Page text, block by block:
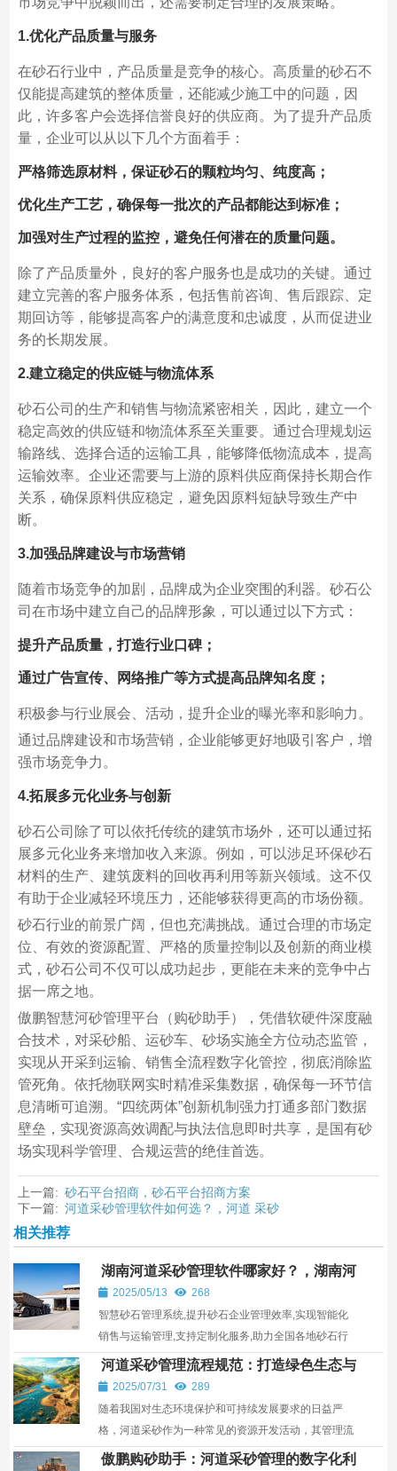
1.优化产品质量与服务
在砂石行业中，产品质量是竞争的核心。高质量的砂石不
仅能提高建筑的整体质量，还能减少施工中的问题，因
此，许多客户会选择信誉良好的供应商。为了提升产品质
量，企业可以从以下几个方面着手：
严格筛选原材料，保证砂石的颗粒均匀、纯度高；
优化生产工艺，确保每一批次的产品都能达到标准；
加强对生产过程的监控，避免任何潜在的质量问题。
除了产品质量外，良好的客户服务也是成功的关键。通过
建立完善的客户服务体系，包括售前咨询、售后跟踪、定
期回访等，能够提高客户的满意度和忠诚度，从而促进业
务的长期发展。
2.建立稳定的供应链与物流体系
砂石公司的生产和销售与物流紧密相关，因此，建立一个
稳定高效的供应链和物流体系至关重要。通过合理规划运
输路线、选择合适的运输工具，能够降低物流成本，提高
运输效率。企业还需要与上游的原料供应商保持长期合作
关系，确保原料供应稳定，避免因原料短缺导致生产中
断。
3.加强品牌建设与市场营销
随着市场竞争的加剧，品牌成为企业突围的利器。砂石公
司在市场中建立自己的品牌形象，可以通过以下方式：
提升产品质量，打造行业口碑；
通过广告宣传、网络推广等方式提高品牌知名度；
积极参与行业展会、活动，提升企业的曝光率和影响力。
通过品牌建设和市场营销，企业能够更好地吸引客户，增
强市场竞争力。
4.拓展多元化业务与创新
砂石公司除了可以依托传统的建筑市场外，还可以通过拓
展多元化业务来增加收入来源。例如，可以涉足环保砂石
材料的生产、建筑废料的回收再利用等新兴领域。这不仅
有助于企业减轻环境压力，还能够获得更高的市场份额。
砂石行业的前景广阔，但也充满挑战。通过合理的市场定
位、有效的资源配置、严格的质量控制以及创新的商业模
式，砂石公司不仅可以成功起步，更能在未来的竞争中占
据一席之地。
傲鹏智慧河砂管理平台（购砂助手），凭借软硬件深度融
合技术，对采砂船、运砂车、砂场实施全方位动态监管，
实现从开采到运输、销售全流程数字化管控，彻底消除监
管死角。依托物联网实时精准采集数据，确保每一环节信
息清晰可追溯。“四统两体”创新机制强力打通多部门数据
壁垒，实现资源高效调配与执法信息即时共享，是国有砂
场实现科学管理、合规运营的绝佳首选。
上一篇: 砂石平台招商，砂石平台招商方案
下一篇: 河道采砂管理软件如何选？，河道 采砂
相关推荐
湖南河道采砂管理软件哪家好？，湖南河
道采砂管理办法
2025/05/13
268
智慧砂石管理系统,提升砂石企业管理效率,实现智能化
销售与运输管理,支持定制化服务,助力全国各地砂石行
业发展。
河道采砂管理流程规范：打造绿色生态与
可持续发展之路
2025/07/31
289
随着我国对生态环境保护和可持续发展要求的日益严
格，河道采砂作为一种常见的资源开发活动，其管理流
程逐步成为政策和法规的重要组成部分。本篇文章深入
傲鹏购砂助手：河道采砂管理的数字化利